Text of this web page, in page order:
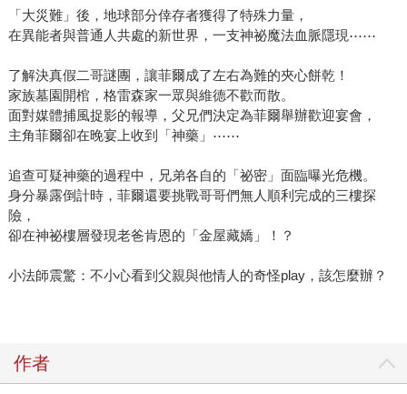
「大災難」後，地球部分倖存者獲得了特殊力量，
在異能者與普通人共處的新世界，一支神祕魔法血脈隱現⋯⋯
了解決真假二哥謎團，讓菲爾成了左右為難的夾心餅乾！
家族墓園開棺，格雷森家一眾與維德不歡而散。
面對媒體捕風捉影的報導，父兄們決定為菲爾舉辦歡迎宴會，
主角菲爾卻在晚宴上收到「神藥」⋯⋯
追查可疑神藥的過程中，兄弟各自的「祕密」面臨曝光危機。
身分暴露倒計時，菲爾還要挑戰哥哥們無人順利完成的三樓探
險，
卻在神祕樓層發現老爸肯恩的「金屋藏嬌」！？
小法師震驚：不小心看到父親與他情人的奇怪play，該怎麼辦？
作者